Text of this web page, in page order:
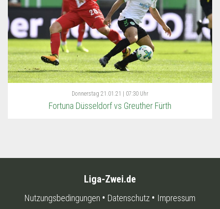
Donnerstag 21.01.21 | 07:30 Uhr
Fortuna Düsseldorf vs Greuther Fürth
Liga-Zwei.de
Nutzungsbedingungen Datenschutz Impressum